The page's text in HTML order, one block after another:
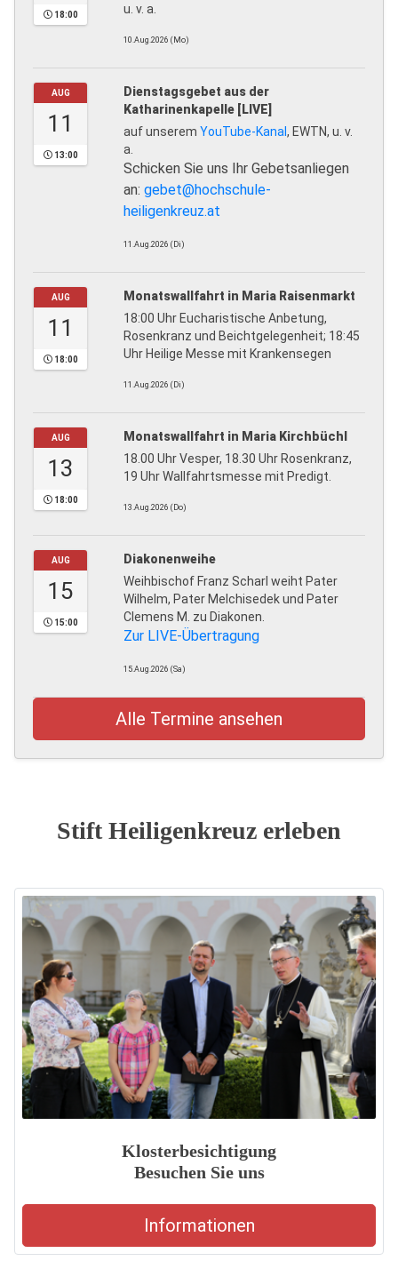
18:00
u. v. a.
10.Aug.2026 (Mo)
AUG
11
13:00
Dienstagsgebet aus der
Katharinenkapelle [LIVE]
auf unserem YouTube-Kanal, EWTN, u. v.
a.
Schicken Sie uns Ihr Gebetsanliegen
an: gebet@hochschule-
heiligenkreuz.at
11.Aug.2026 (Di)
AUG
11
18:00
Monatswallfahrt in Maria Raisenmarkt
18:00 Uhr Eucharistische Anbetung,
Rosenkranz und Beichtgelegenheit; 18:45
Uhr Heilige Messe mit Krankensegen
11.Aug.2026 (Di)
AUG
13
18:00
Monatswallfahrt in Maria Kirchbüchl
18.00 Uhr Vesper, 18.30 Uhr Rosenkranz,
19 Uhr Wallfahrtsmesse mit Predigt.
13.Aug.2026 (Do)
AUG
15
15:00
Diakonenweihe
Weihbischof Franz Scharl weiht Pater
Wilhelm, Pater Melchisedek und Pater
Clemens M. zu Diakonen.
Zur LIVE-Übertragung
15.Aug.2026 (Sa)
Alle Termine ansehen
Stift Heiligenkreuz erleben
Klosterbesichtigung
Besuchen Sie uns
Informationen